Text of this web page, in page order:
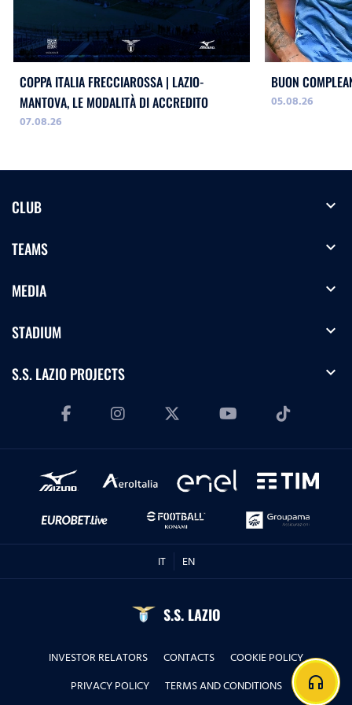
COPPA ITALIA FRECCIAROSSA | LAZIO-
MANTOVA, LE MODALITÀ DI ACCREDITO
07.08.26
BUON
05.08.26
CLUB expand_more
TEAMS expand_more
MEDIA expand_more
STADIUM expand_more
S.S. LAZIO PROJECTS expand_more
IT EN
S.S. LAZIO
INVESTOR RELATORS CONTACTS
COOKIE POLICY
PRIVACY POLICY
TERMS AND CONDITIONS headphones